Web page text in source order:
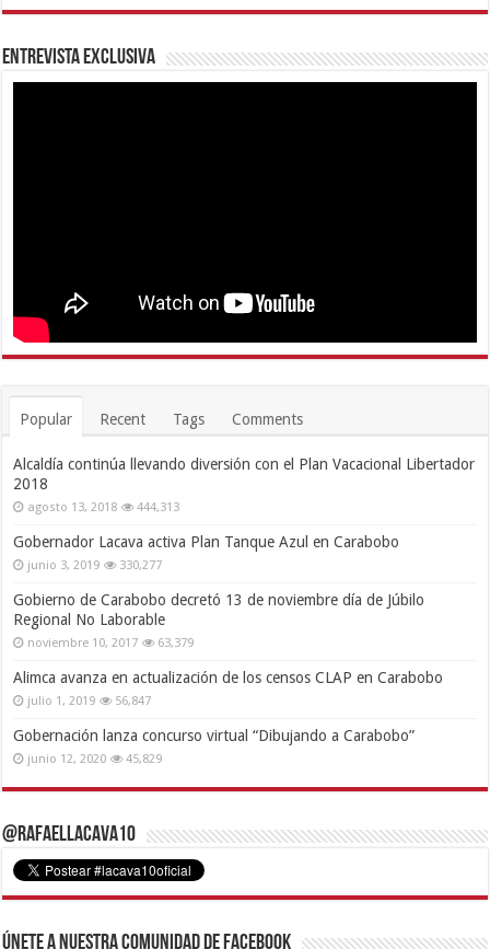
Entrevista Exclusiva
Popular Recent Tags Comments
Alcaldía continúa llevando diversión con el Plan Vacacional Libertador
2018
agosto 13, 2018 444,313
Gobernador Lacava activa Plan Tanque Azul en Carabobo
junio 3, 2019 330,277
Gobierno de Carabobo decretó 13 de noviembre día de Júbilo
Regional No Laborable
noviembre 10, 2017 63,379
Alimca avanza en actualización de los censos CLAP en Carabobo
julio 1, 2019 56,847
Gobernación lanza concurso virtual “Dibujando a Carabobo”
junio 12, 2020 45,829
@RafaelLacava10
Únete a nuestra comunidad de Facebook